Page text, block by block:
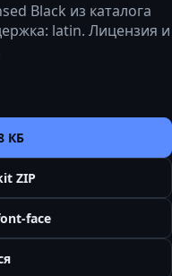
Black из каталога
latin. Лицензия и
КБ
ZIP
face